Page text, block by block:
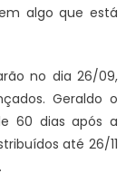
algo que está
no dia 26/09,
Geraldo o
60 dias após a
até 26/11